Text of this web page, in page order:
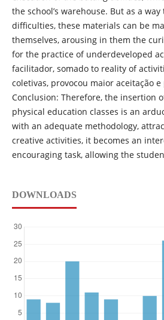
the school’s warehouse. But as a
difficulties, these materials can be
themselves, arousing in them the
for the practice of underdeveloped
facilitador, somado to reality of
coletivas, provocou maior aceitação
Conclusion: Therefore, the insertion
physical education classes is an
with an adequate methodology,
creative activities, it becomes an
encouraging task, allowing the
DOWNLOADS